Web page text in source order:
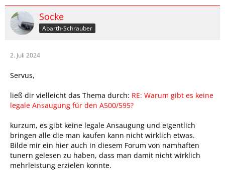
Socke
Abarth-Schrauber
2. Juli 2024
Servus,
ließ dir vielleicht das Thema durch: RE: Warum gibt es keine
legale Ansaugung für den A500/595?
kurzum, es gibt keine legale Ansaugung und eigentlich
bringen alle die man kaufen kann nicht wirklich etwas.
Bilde mir ein hier auch in diesem Forum von namhaften
tunern gelesen zu haben, dass man damit nicht wirklich
mehrleistung erzielen konnte.